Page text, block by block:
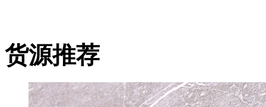
货源推荐